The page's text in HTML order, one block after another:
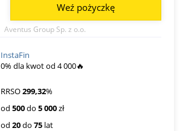
Aventus Group Sp. z o.o.
Weź pożyczkę
InstaFin
0% dla kwot od 4 000🔥
RRSO299,32%
od 500do 5 000zł
od 20do 75 lat